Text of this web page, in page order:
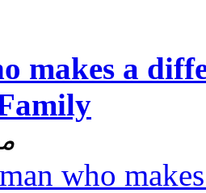
makes a
who